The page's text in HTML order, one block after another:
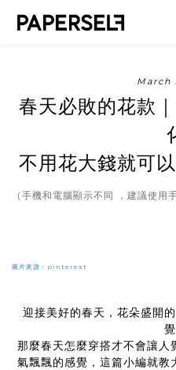
March
春天必敗的花款
不用花大錢就可
（手機和電腦顯示不同 ，建議使用手
圖片來源：pinterest
迎接美好的春天，花朵盛開
覺
那麼春天怎麼穿搭才不會讓人
氣飄飄的感覺，這篇小編就教